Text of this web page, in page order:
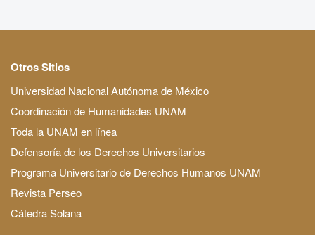
Otros Sitios
Universidad Nacional Autónoma de México
Coordinación de Humanidades UNAM
Toda la UNAM en línea
Defensoría de los Derechos Universitarios
Programa Universitario de Derechos Humanos UNAM
Revista Perseo
Cátedra Solana